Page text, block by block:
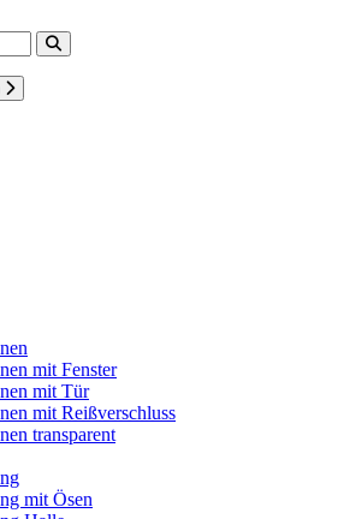
mit Fenster
mit Tür
mit Reißverschluss
transparent
mit Ösen